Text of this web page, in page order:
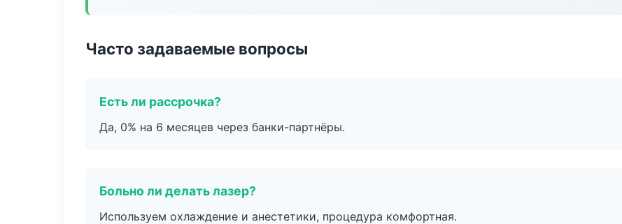
Часто задаваемые вопросы
Есть ли рассрочка?
Да, 0% на 6 месяцев через банки-партнёры.
Больно ли делать лазер?
Используем охлаждение и анестетики, процедура комфортная.